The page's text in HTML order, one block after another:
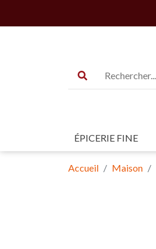
ÉPICERIE FINE
Accueil Maison